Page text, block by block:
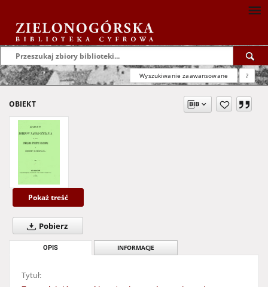
Wyszukiwanie zaawansowane ?
OBIEKT
Pokaż treść
Pobierz
OPIS INFORMACJE
Tytuł: